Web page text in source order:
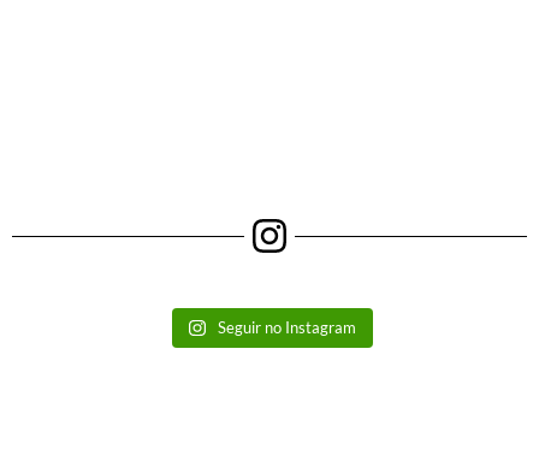
Seguir no Instagram